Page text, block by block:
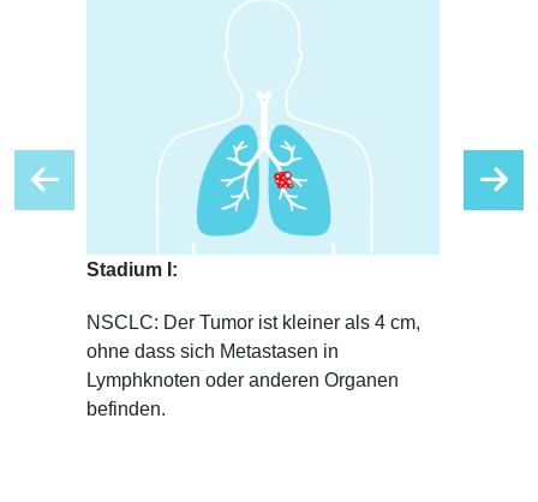
Stadium I:
NSCLC: Der Tumor ist kleiner als 4 cm,
ohne dass sich Metastasen in
Lymphknoten oder anderen Organen
befinden.